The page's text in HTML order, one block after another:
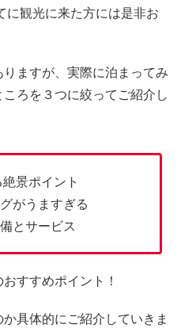
観光に来た方には是非お
ますが、実際に泊まってみ
ろを３つに絞ってご紹介し
景ポイント
がうますぎる
とサービス
すすめポイント！
具体的にご紹介していきま